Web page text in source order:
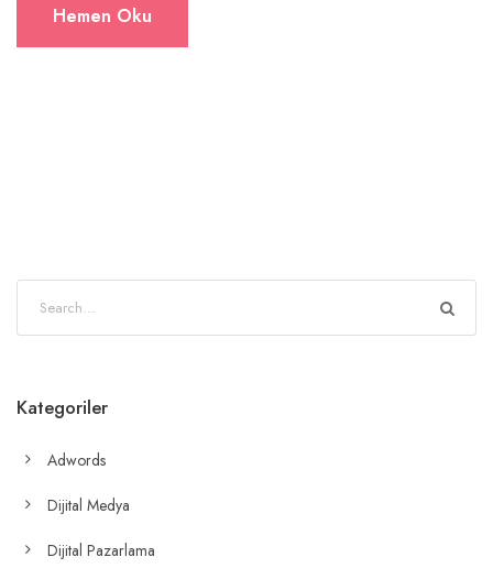
Hemen Oku
Kategoriler
Adwords
Dijital Medya
Dijital Pazarlama